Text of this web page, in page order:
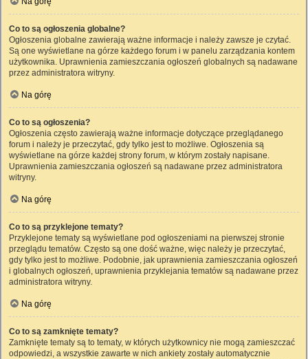
Co to są ogłoszenia globalne?
Ogłoszenia globalne zawierają ważne informacje i należy zawsze je czytać.
Są one wyświetlane na górze każdego forum i w panelu zarządzania kontem
użytkownika. Uprawnienia zamieszczania ogłoszeń globalnych są nadawane
przez administratora witryny.
Na górę
Co to są ogłoszenia?
Ogłoszenia często zawierają ważne informacje dotyczące przeglądanego
forum i należy je przeczytać, gdy tylko jest to możliwe. Ogłoszenia są
wyświetlane na górze każdej strony forum, w którym zostały napisane.
Uprawnienia zamieszczania ogłoszeń są nadawane przez administratora
witryny.
Na górę
Co to są przyklejone tematy?
Przyklejone tematy są wyświetlane pod ogłoszeniami na pierwszej stronie
przeglądu tematów. Często są one dość ważne, więc należy je przeczytać,
gdy tylko jest to możliwe. Podobnie, jak uprawnienia zamieszczania ogłoszeń
i globalnych ogłoszeń, uprawnienia przyklejania tematów są nadawane przez
administratora witryny.
Na górę
Co to są zamknięte tematy?
Zamknięte tematy są to tematy, w których użytkownicy nie mogą zamieszczać
odpowiedzi, a wszystkie zawarte w nich ankiety zostały automatycznie